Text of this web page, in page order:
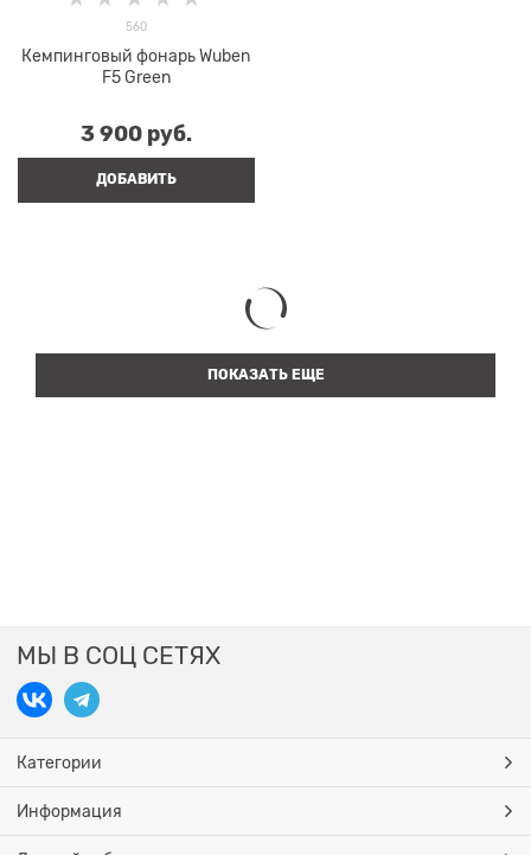
560
Кемпинговый фонарь Wuben
F5 Green
3 900 руб.
ДОБАВИТЬ
ПОКАЗАТЬ ЕЩЕ
МЫ В СОЦ СЕТЯХ
Категории
Информация